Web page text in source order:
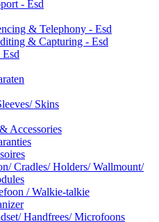
- Esd
& Telephony - Esd
& Capturing - Esd
Skins
Accessories
Cradles/ Holders/ Wallmount/
/ Walkie-talkie
Handfrees/ Microfoons